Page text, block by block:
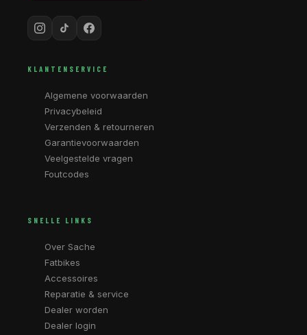
KLANTENSERVICE
Algemene voorwaarden
Privacybeleid
Verzenden & retourneren
Garantievoorwaarden
Veelgestelde vragen
Foutcodes
SNELLE LINKS
Over Sache
Fatbikes
Accessoires
Reparatie & service
Dealer worden
Dealer login